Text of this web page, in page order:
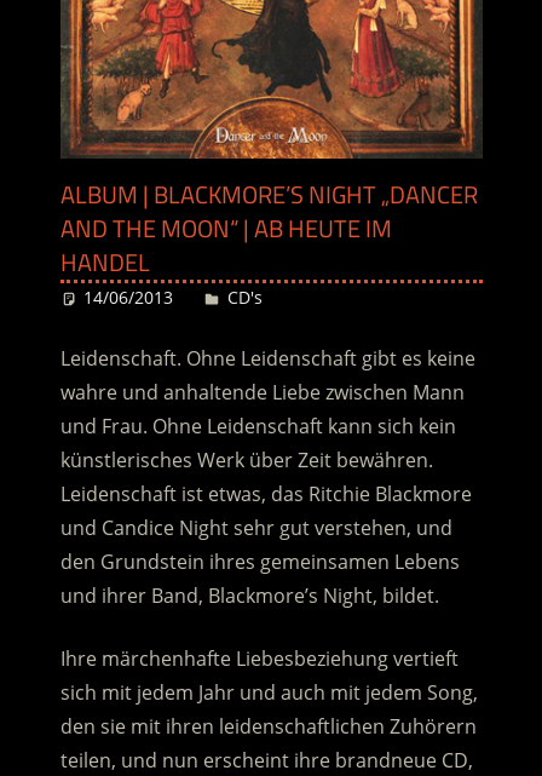
ALBUM | BLACKMORE’S NIGHT „DANCER
AND THE MOON“ | AB HEUTE IM
HANDEL
14/06/2013 Desiree
CD's
Leidenschaft. Ohne Leidenschaft gibt es keine
wahre und anhaltende Liebe zwischen Mann
und Frau. Ohne Leidenschaft kann sich kein
künstlerisches Werk über Zeit bewähren.
Leidenschaft ist etwas, das Ritchie Blackmore
und Candice Night sehr gut verstehen, und
den Grundstein ihres gemeinsamen Lebens
und ihrer Band, Blackmore’s Night, bildet.
Ihre märchenhafte Liebesbeziehung vertieft
sich mit jedem Jahr und auch mit jedem Song,
den sie mit ihren leidenschaftlichen Zuhörern
teilen, und nun erscheint ihre brandneue CD,